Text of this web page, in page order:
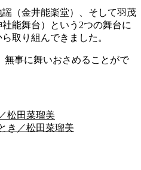
（金井能楽堂）、そして羽茂
能舞台）という2つの舞台に
取り組んできました。
無事に舞いおさめることがで
松田菜瑠美
き／松田菜瑠美